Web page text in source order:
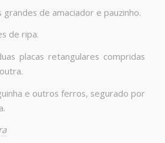
grandes de amaciador e pauzinho.
de ripa.
placas retangulares compridas
e outros ferros, segurado por